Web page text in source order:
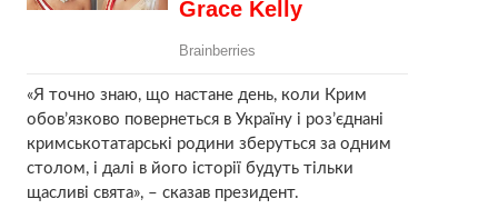
«Я точно знаю, що настане день, коли Крим
обов’язково повернеться в Україну і роз’єднані
кримськотатарські родини зберуться за одним
столом, і далі в його історії будуть тільки
щасливі свята», – сказав президент.